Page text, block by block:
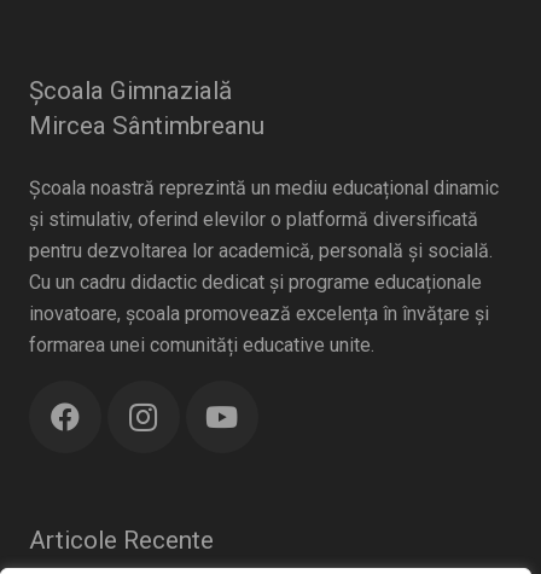
Școala Gimnazială
Mircea Sântimbreanu
Școala noastră reprezintă un mediu educațional dinamic
și stimulativ, oferind elevilor o platformă diversificată
pentru dezvoltarea lor academică, personală și socială.
Cu un cadru didactic dedicat și programe educaționale
inovatoare, școala promovează excelența în învățare și
formarea unei comunități educative unite.
Articole Recente